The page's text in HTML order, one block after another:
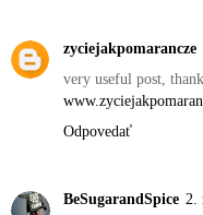
zyciejakpomarancze
very useful post,
Odpovedať
BeSugarandSpice 2.